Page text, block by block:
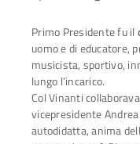
Primo Presidente fu il
uomo e di educatore,
musicista, sportivo,
lungo l’incarico.
Col Vinanti
vicepresidente
autodidatta, anima